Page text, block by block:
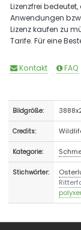
Lizenzfrei
Anwendungen
Lizenz kaufen zu
Tarife. Für eine
Kontakt FAQ
Bildgröße:
Credits:
Kategorie:
Stichwörter: